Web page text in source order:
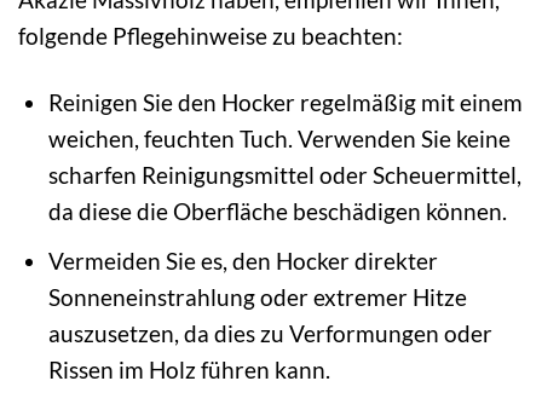
folgende Pflegehinweise zu beachten:
Reinigen Sie den Hocker regelmäßig mit einem
weichen, feuchten Tuch. Verwenden Sie keine
scharfen Reinigungsmittel oder Scheuermittel,
da diese die Oberfläche beschädigen können.
Vermeiden Sie es, den Hocker direkter
Sonneneinstrahlung oder extremer Hitze
auszusetzen, da dies zu Verformungen oder
Rissen im Holz führen kann.